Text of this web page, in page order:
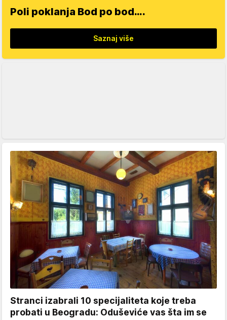
Poli poklanja Bod po bod….
Saznaj više
Stranci izabrali 10 specijaliteta koje treba
probati u Beogradu: Oduševiće vas šta im se